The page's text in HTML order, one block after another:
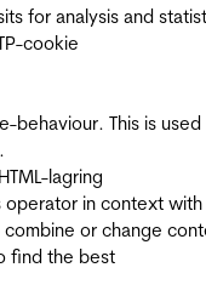
for analysis and
cookie
behaviour. This is
lagring
operator in context with
or change
find the best